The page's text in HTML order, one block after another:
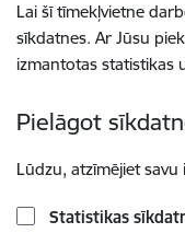
Lai šī tīmekļvietne
sīkdatnes. Ar Jūsu
izmantotas statistikas
Pielāgot
Lūdzu, atzīmējiet savu
Statistikas